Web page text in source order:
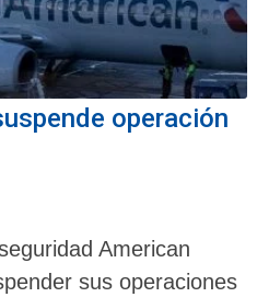
operación
American
sus operaciones